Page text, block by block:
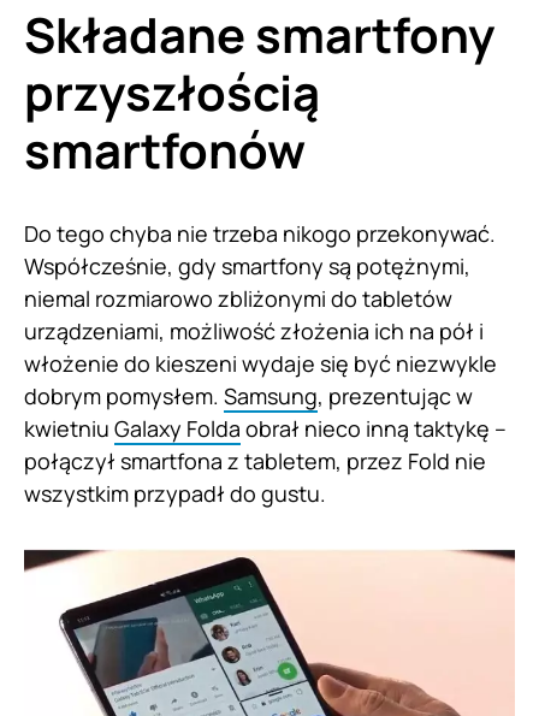
Składane smartfony
przyszłością
smartfonów
Do tego chyba nie trzeba nikogo przekonywać.
Współcześnie, gdy smartfony są potężnymi,
niemal rozmiarowo zbliżonymi do tabletów
urządzeniami, możliwość złożenia ich na pół i
włożenie do kieszeni wydaje się być niezwykle
dobrym pomysłem. Samsung, prezentując w
kwietniu Galaxy Folda obrał nieco inną taktykę –
połączył smartfona z tabletem, przez Fold nie
wszystkim przypadł do gustu.